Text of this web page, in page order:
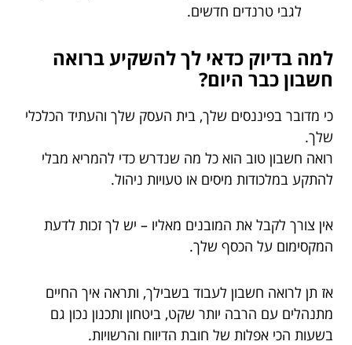
לגבי טרנדים חדשים.
למה בדיוק כדאי לך להשקיע ברואה
חשבון כבר היום?
כי מדובר בפיננסים שלך, בית העסק שלך והעתיד הכלכלי
שלך.
רואה חשבון טוב הוא כל מה שנדרש כדי להמריא מבלי
להתקע במלכודות מיסים או טעויות ניהול.
אין צורך לקבל את המובנים מאליו – יש לך זכות לדעת
המקסימום על הכסף שלך.
אז תן לרואה חשבון לעבוד בשבילך, ותראה איך החיים
מתנהלים עם הרבה יותר שקט, ביטחון ותכנון נכון גם
בשעות הכי אפלות של חובת הדיווח והרשויות.